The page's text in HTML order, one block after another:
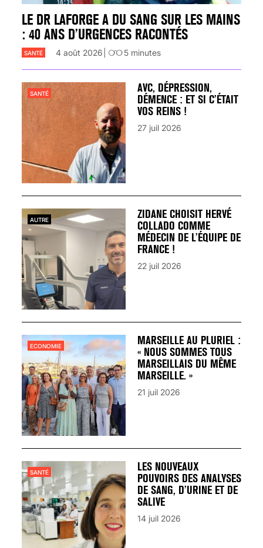
LE DR LAFORGE A DU SANG SUR LES MAINS
: 40 ANS D’URGENCES RACONTÉS
SANTÉ 4 août 2026 5 minutes
AVC, DÉPRESSION,
DÉMENCE : ET SI C’ÉTAIT
VOS REINS !
SANTÉ
27 juil 2026
ZIDANE CHOISIT HERVÉ
COLLADO COMME
MÉDECIN DE L’ÉQUIPE DE
FRANCE !
AUTRE
22 juil 2026
MARSEILLE AU PLURIEL :
« NOUS SOMMES TOUS
MARSEILLAIS DU MÊME
MARSEILLE. »
ECONOMIE
21 juil 2026
LES NOUVEAUX
POUVOIRS DES ANALYSES
DE SANG, D’URINE ET DE
SALIVE
SANTÉ
14 juil 2026